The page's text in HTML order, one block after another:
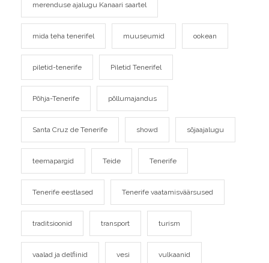
merenduse ajalugu Kanaari saartel
mida teha tenerifel muuseumid ookean
piletid-tenerife Piletid Tenerifel
Põhja-Tenerife põllumajandus
Santa Cruz de Tenerife showd sõjaajalugu
teemapargid Teide Tenerife
Tenerife eestlased Tenerife vaatamisväärsused
traditsioonid transport turism
vaalad ja delfiinid vesi vulkaanid